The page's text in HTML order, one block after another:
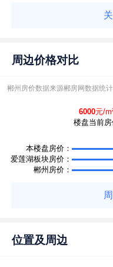
周边价格对比
郴州房价数据来源郴房网数据统计
6000元/
楼盘当前房
本楼盘房价：
爱莲湖板块房价：
郴州房价：
位置及周边